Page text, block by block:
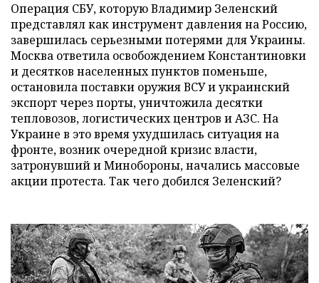
Операция СБУ, которую Владимир Зеленский
представлял как инструмент давления на Россию,
завершилась серьезными потерями для Украины.
Москва ответила освобождением Константиновки
и десятков населенных пунктов поменьше,
остановила поставки оружия ВСУ и украинский
экспорт через порты, уничтожила десятки
тепловозов, логистических центров и АЗС. На
Украине в это время ухудшилась ситуация на
фронте, возник очередной кризис власти,
затронувший и Минобороны, начались массовые
акции протеста. Так чего добился Зеленский?